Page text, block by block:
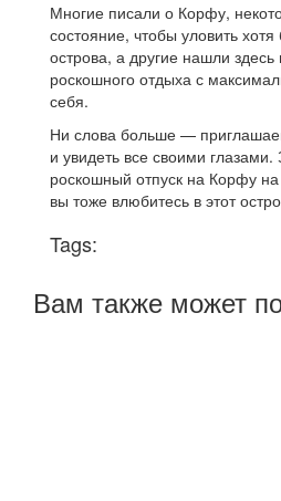
Многие писали о Корфу,
состояние, чтобы уловить
острова, а другие нашли
роскошного отдыха с
себя.
Ни слова больше —
и увидеть все своими глазами.
роскошный отпуск на Корфу
вы тоже влюбитесь в этот
Tags:
Вам также может